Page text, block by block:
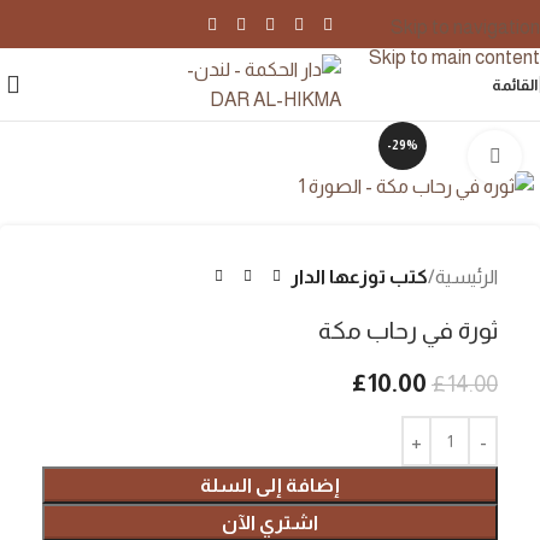
Skip to navigation
Skip to main content
القائمة
-29%
اضغط للتكبير
الرئيسية كتب توزعها الدار
ثورة في رحاب مكة
£14.00
£10.00
إضافة إلى السلة
اشتري الآن